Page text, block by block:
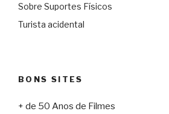
Sobre Suportes Físicos
Turista acidental
BONS SITES
+ de 50 Anos de Filmes